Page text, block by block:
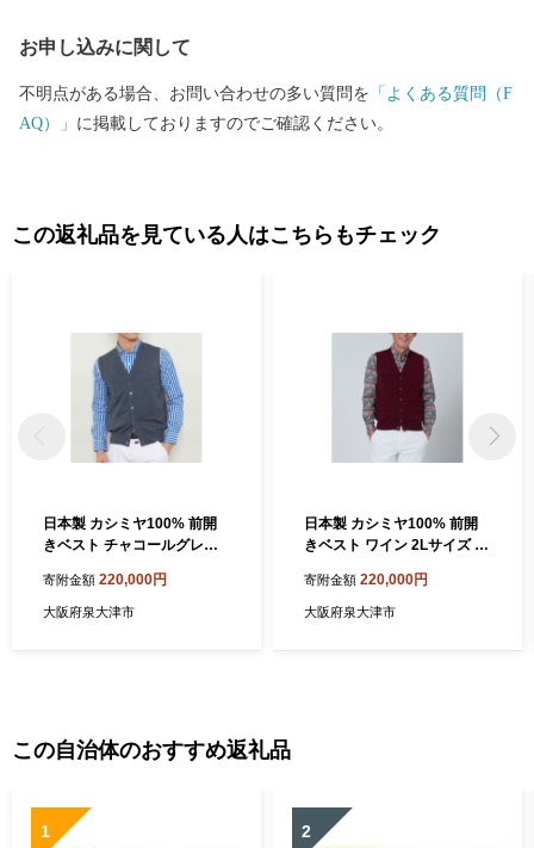
お申し込みに関して
不明点がある場合、お問い合わせの多い質問を 「よくある質問（F
AQ）」 に掲載しておりますのでご確認ください。
この返礼品を見ている人はこちらもチェック
日本製 カシミヤ100% 前開
きベスト チャコールグレー 2
寄附金額 220,000円
大阪府泉大津市
日本製 カシミヤ100% 前開
きベスト ワイン 2Lサイズ [2
寄附金額 220,000円
大阪府泉大津市
この自治体のおすすめ返礼品
1 2